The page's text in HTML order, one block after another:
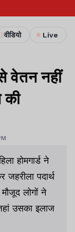
वीडियो Live
वेतन नहीं
की
होमगार्ड ने
पदार्थ
लोगों ने
उसका इलाज